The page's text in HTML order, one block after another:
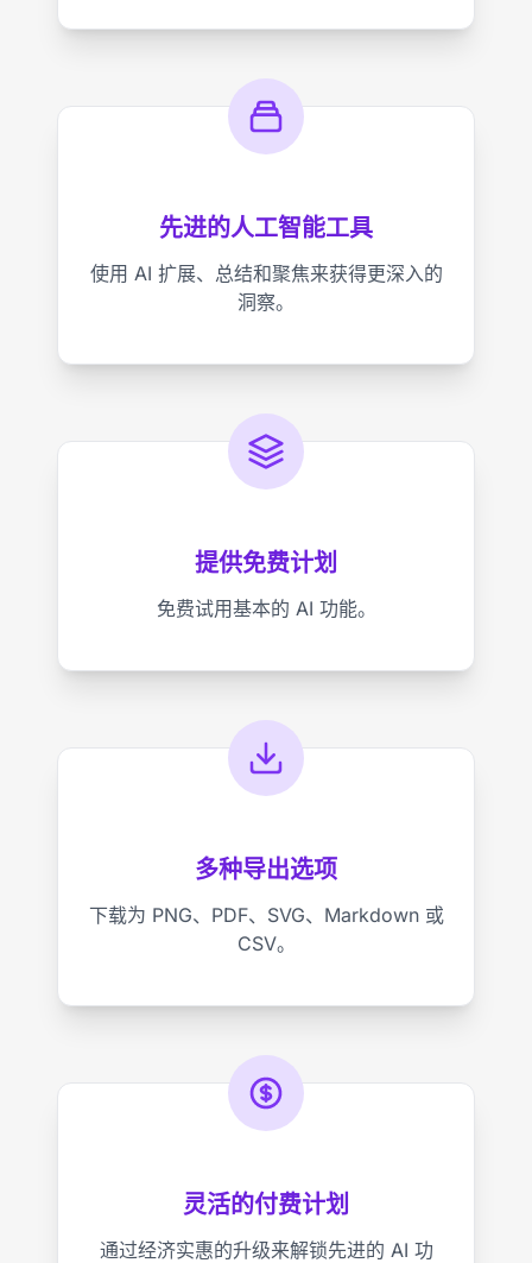
先进的人工智能工具
使用 AI 扩展、总结和聚焦来获得更深入的
洞察。
提供免费计划
免费试用基本的 AI 功能。
多种导出选项
下载为 PNG、PDF、SVG、Markdown 或
CSV。
灵活的付费计划
通过经济实惠的升级来解锁先进的 AI 功